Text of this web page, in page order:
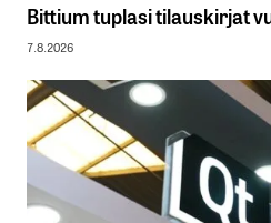
Bittium tuplasi tilauskirjat
7.8.2026